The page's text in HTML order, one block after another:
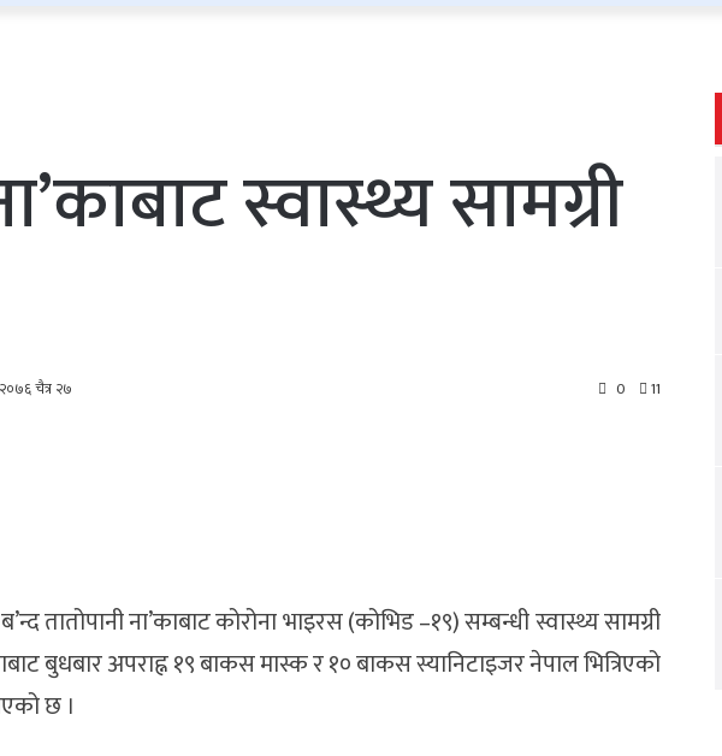
स्वास्थ्य सामग्री
२०७६ चैत्र २७ 0 11
तातोपानी ना’काबाट कोरोना भाइरस (कोभिड –१९) सम्बन्धी स्वास्थ्य सामग्री
बुधबार अपराह्न १९ बाकस मास्क र १० बाकस स्यानिटाइजर नेपाल भित्रिएको
छ ।